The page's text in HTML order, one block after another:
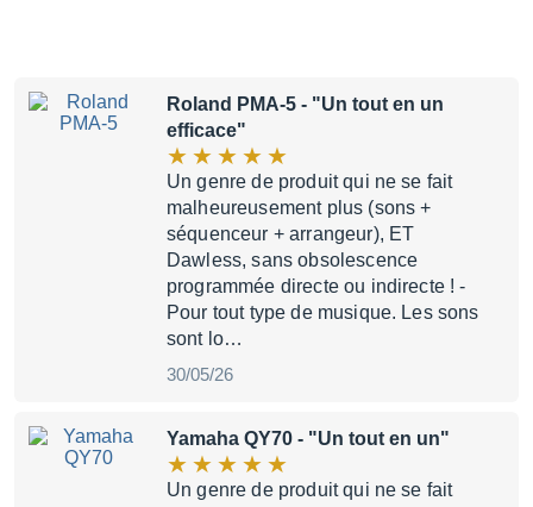
Roland PMA-5 - "Un tout en un
efficace"
Un genre de produit qui ne se fait
malheureusement plus (sons +
séquenceur + arrangeur), ET
Dawless, sans obsolescence
programmée directe ou indirecte ! -
Pour tout type de musique. Les sons
sont lo…
30/05/26
Yamaha QY70 - "Un tout en un"
Un genre de produit qui ne se fait